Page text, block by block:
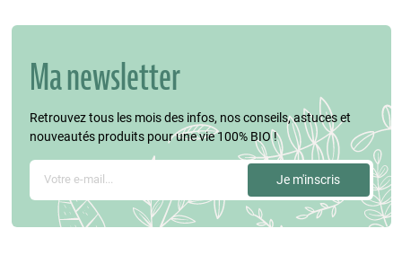
Ma newsletter
Retrouvez tous les mois des infos, nos conseils, astuces et
nouveautés produits pour une vie 100% BIO !